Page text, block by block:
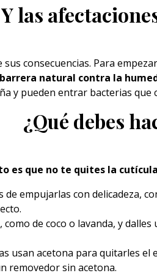
Y las
consecuencias. Para
natural contra la
y pueden entrar bacterias que
¿Qué debes
es que no te quites la
de empujarlas con delicadeza,
de coco o lavanda, y dalles
usan acetona para quitarles el
removedor sin acetona.